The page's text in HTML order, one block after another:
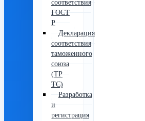
соответствия
ГОСТ
Р
Декларация
соответствия
таможенного
союза
(ТР
ТС)
Разработка
и
регистрация